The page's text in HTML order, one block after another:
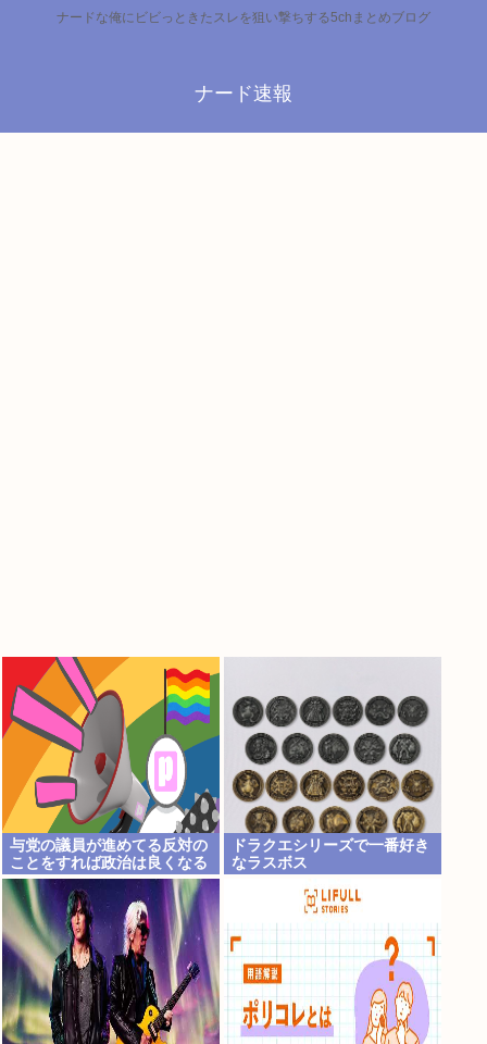
ナードな俺にビビっときたスレを狙い撃ちする5chまとめブログ
ナード速報
与党の議員が進めてる反対の
ことをすれば政治は良くなる
ドラクエシリーズで一番好き
なラスボス